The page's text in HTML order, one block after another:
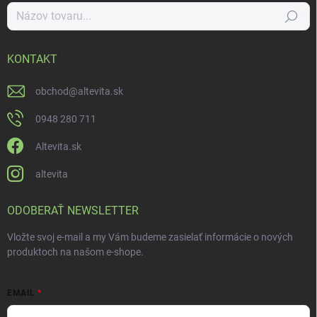
Hľadať
KONTAKT
obchod@altevita.sk
0948 280 711
Altevita.sk
altevita
ODOBERAŤ NEWSLETTER
Vložte svoj e-mail a my Vám budeme zasielať informácie o nových
produktoch na našom e-shope.
EMAIL